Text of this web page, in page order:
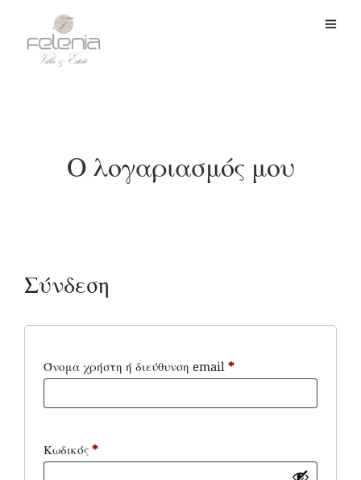
Ο λογαριασμός μου
Σύνδεση
Όνομα χρήστη ή διεύθυνση email *Απαιτείται
Κωδικός *Απαιτείται